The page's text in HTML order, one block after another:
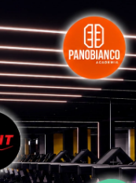
chegam fora
compra está mais
a diferença
deixa de ser
qualificar e
não está